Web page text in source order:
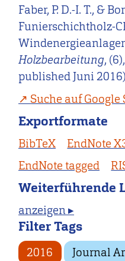
Faber, P. D.-I. T., &
Funierschichtholz-
Holzbearbeitung,
published Juni 2016)
Suche auf Google
Exportformate
BibTeX EndNote
EndNote tagged
Weiterführende
anzeigen ▸
Filter Tags
2016 Journal